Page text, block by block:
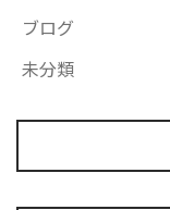
ブログ
未分類